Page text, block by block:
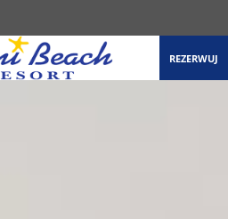
REZERWUJ